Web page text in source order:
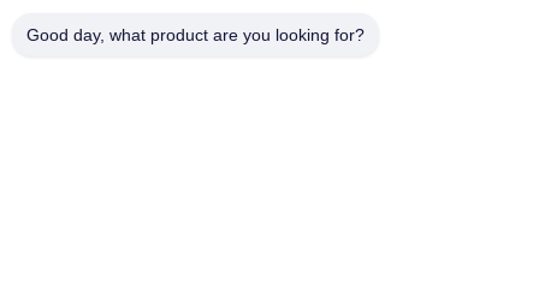
Good day, what product are you looking for?